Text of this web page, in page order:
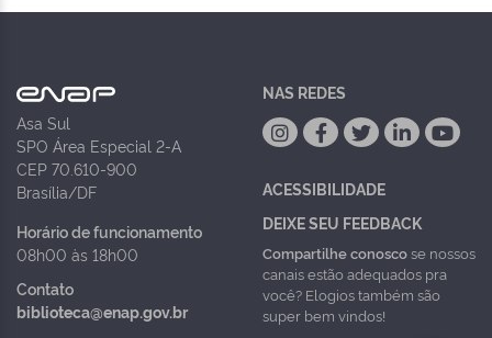
Asa Sul
SPO Área Especial 2-A
CEP 70.610-900
Brasília/DF
Horário de funcionamento
08h00 às 18h00
Contato
biblioteca@enap.gov.br
NAS REDES
ACESSIBILIDADE
DEIXE SEU FEEDBACK
Compartilhe conoscose nossos
canais estão adequados pra
você? Elogios também são
super bem vindos!